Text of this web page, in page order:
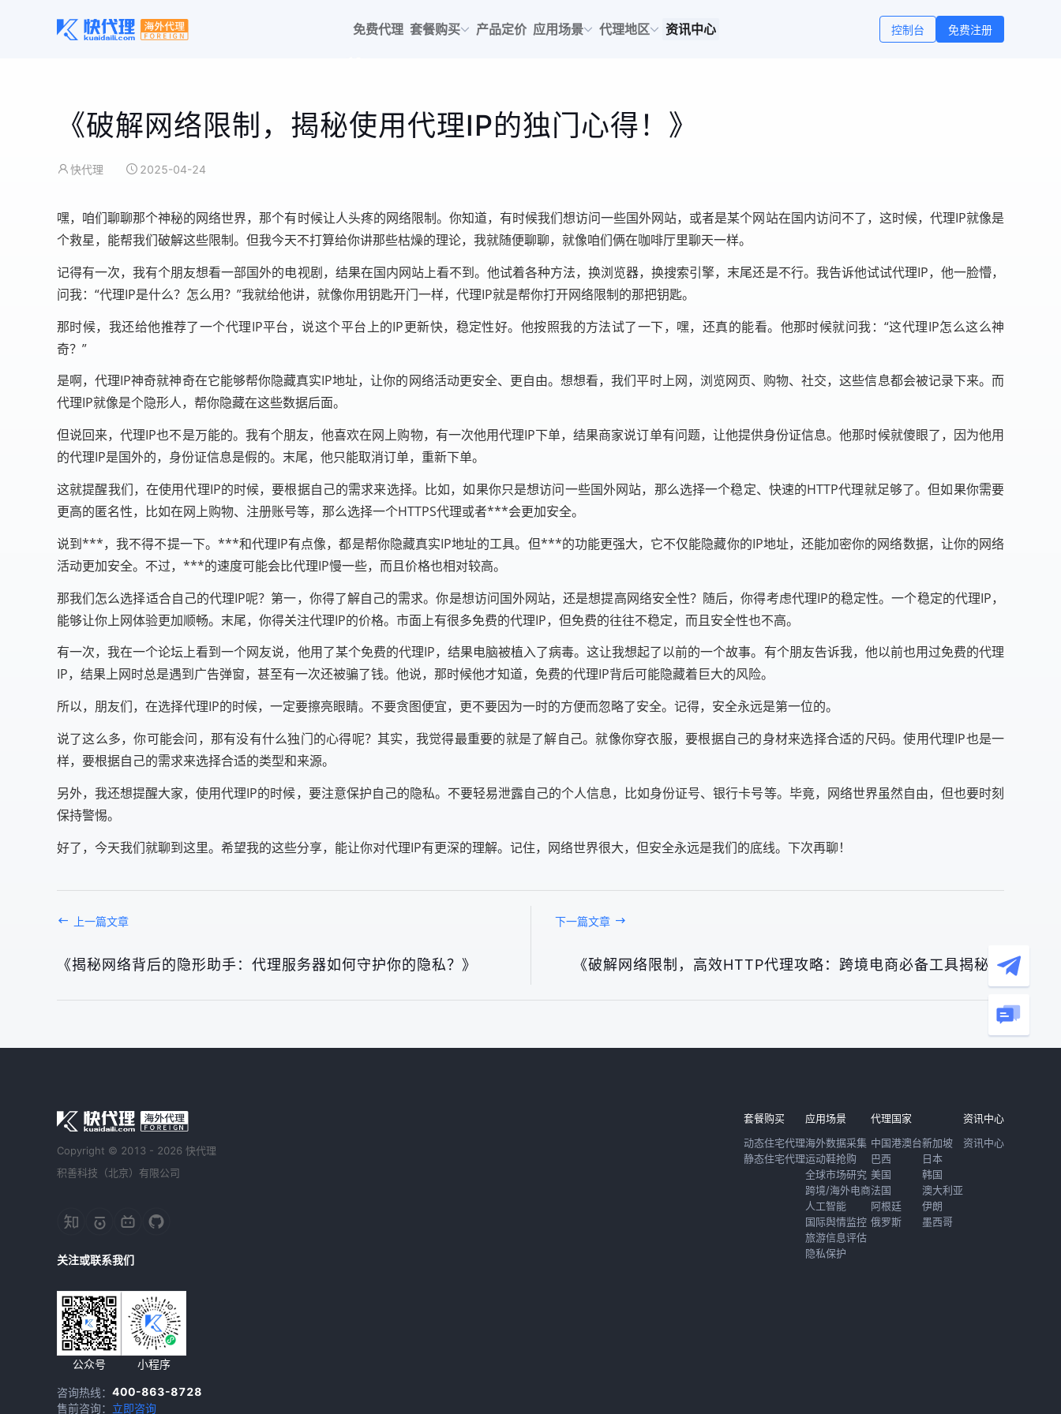
免费代理 套餐购买 产品定价 应用场景 代理地区 资讯中心 控制台 免费注册
《破解网络限制，揭秘使用代理IP的独门心得！》
快代理 2025-04-24
嘿，咱们聊聊那个神秘的网络世界，那个有时候让人头疼的网络限制。你知道，有时候我们想访问一些国外网站，或者是某个网站在国内访问不了，这时候，代理IP就像是
个救星，能帮我们破解这些限制。但我今天不打算给你讲那些枯燥的理论，我就随便聊聊，就像咱们俩在咖啡厅里聊天一样。
记得有一次，我有个朋友想看一部国外的电视剧，结果在国内网站上看不到。他试着各种方法，换浏览器，换搜索引擎，末尾还是不行。我告诉他试试代理IP，他一脸懵，
问我：“代理IP是什么？怎么用？”我就给他讲，就像你用钥匙开门一样，代理IP就是帮你打开网络限制的那把钥匙。
那时候，我还给他推荐了一个代理IP平台，说这个平台上的IP更新快，稳定性好。他按照我的方法试了一下，嘿，还真的能看。他那时候就问我：“这代理IP怎么这么神
奇？”
是啊，代理IP神奇就神奇在它能够帮你隐藏真实IP地址，让你的网络活动更安全、更自由。想想看，我们平时上网，浏览网页、购物、社交，这些信息都会被记录下来。而
代理IP就像是个隐形人，帮你隐藏在这些数据后面。
但说回来，代理IP也不是万能的。我有个朋友，他喜欢在网上购物，有一次他用代理IP下单，结果商家说订单有问题，让他提供身份证信息。他那时候就傻眼了，因为他用
的代理IP是国外的，身份证信息是假的。末尾，他只能取消订单，重新下单。
这就提醒我们，在使用代理IP的时候，要根据自己的需求来选择。比如，如果你只是想访问一些国外网站，那么选择一个稳定、快速的HTTP代理就足够了。但如果你需要
更高的匿名性，比如在网上购物、注册账号等，那么选择一个HTTPS代理或者***会更加安全。
说到***，我不得不提一下。***和代理IP有点像，都是帮你隐藏真实IP地址的工具。但***的功能更强大，它不仅能隐藏你的IP地址，还能加密你的网络数据，让你的网络
活动更加安全。不过，***的速度可能会比代理IP慢一些，而且价格也相对较高。
那我们怎么选择适合自己的代理IP呢？第一，你得了解自己的需求。你是想访问国外网站，还是想提高网络安全性？随后，你得考虑代理IP的稳定性。一个稳定的代理IP，
能够让你上网体验更加顺畅。末尾，你得关注代理IP的价格。市面上有很多免费的代理IP，但免费的往往不稳定，而且安全性也不高。
有一次，我在一个论坛上看到一个网友说，他用了某个免费的代理IP，结果电脑被植入了病毒。这让我想起了以前的一个故事。有个朋友告诉我，他以前也用过免费的代理
IP，结果上网时总是遇到广告弹窗，甚至有一次还被骗了钱。他说，那时候他才知道，免费的代理IP背后可能隐藏着巨大的风险。
所以，朋友们，在选择代理IP的时候，一定要擦亮眼睛。不要贪图便宜，更不要因为一时的方便而忽略了安全。记得，安全永远是第一位的。
说了这么多，你可能会问，那有没有什么独门的心得呢？其实，我觉得最重要的就是了解自己。就像你穿衣服，要根据自己的身材来选择合适的尺码。使用代理IP也是一
样，要根据自己的需求来选择合适的类型和来源。
另外，我还想提醒大家，使用代理IP的时候，要注意保护自己的隐私。不要轻易泄露自己的个人信息，比如身份证号、银行卡号等。毕竟，网络世界虽然自由，但也要时刻
保持警惕。
好了，今天我们就聊到这里。希望我的这些分享，能让你对代理IP有更深的理解。记住，网络世界很大，但安全永远是我们的底线。下次再聊！
上一篇文章
《揭秘网络背后的隐形助手：代理服务器如何守护你的隐私？》
下一篇文章
《破解网络限制，高效HTTP代理攻略：跨境电商必备工具揭秘》
Copyright © 2013 - 2026 快代理
积善科技（北京）有限公司
关注或联系我们
公众号 小程序
咨询热线： 400-863-8728
售前咨询： 立即咨询
套餐购买
动态住宅代理
静态住宅代理
应用场景
海外数据采集
运动鞋抢购
全球市场研究
跨境/海外电商
人工智能
国际舆情监控
旅游信息评估
隐私保护
代理国家
中国港澳台
巴西
美国
法国
阿根廷
俄罗斯
新加坡
日本
韩国
澳大利亚
伊朗
墨西哥
资讯中心
资讯中心